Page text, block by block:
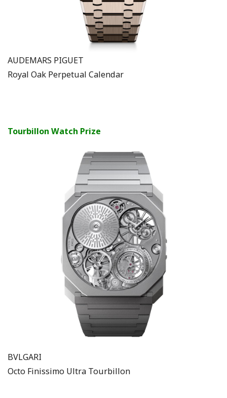
AUDEMARS PIGUET
Royal Oak Perpetual Calendar
Tourbillon Watch Prize
BVLGARI
Octo Finissimo Ultra Tourbillon